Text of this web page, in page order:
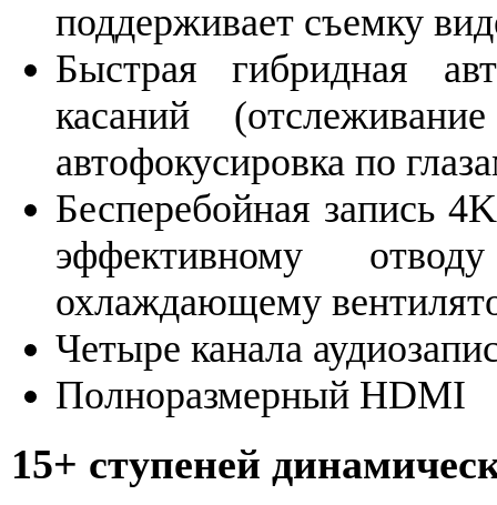
поддерживает съемку
Быстрая гибридная
касаний
автофокусировка по
Бесперебойная запись
эффективному
охлаждающему
Четыре канала
Полноразмерный HDMI
15+ ступеней